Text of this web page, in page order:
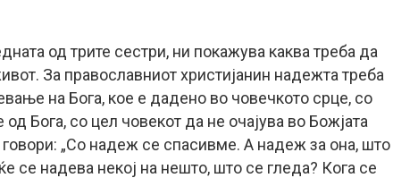
од трите сестри, ни покажува каква треба да
За православниот христијанин надежта треба
на Бога, кое е дадено во човечкото срце, со
Бога, со цел човекот да не очајува во Божјата
говори: „Со надеж се спасивме. А надеж за она, што
се надева некој на нешто, што се гледа? Кога се